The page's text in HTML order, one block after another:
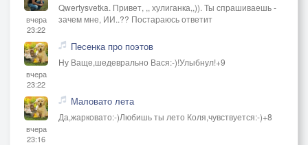
вчера
23:22
Qwertysvetka. Привет, ,, хулиганка,,)). Ты спрашиваешь -
зачем мне, ИИ..?? Постараюсь ответит
вчера
23:22
Песенка про поэтов
Ну Ваще,шедеврально Вася:-)!Улыбнул!+9
вчера
23:16
Маловато лета
Да,жарковато:-)Любишь ты лето Коля,чувствуется:-)+8